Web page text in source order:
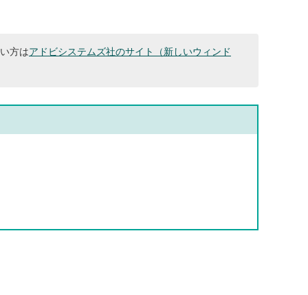
方はアドビシステムズ社のサイト（新しいウィンド